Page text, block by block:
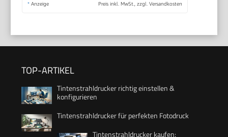
* Anzeige Preis inkl. MwSt., zzgl. Versandkosten
TOP-ARTIKEL
Tintenstrahldrucker richtig einstellen &
konfigurieren
Tintenstrahldrucker für perfekten Fotodruck
Tintenstrahldrucker kaufen: